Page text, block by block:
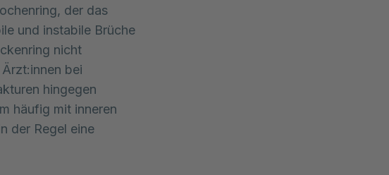
der das
und instabile Brüche
nicht
bei
hingegen
häufig mit inneren
der Regel eine